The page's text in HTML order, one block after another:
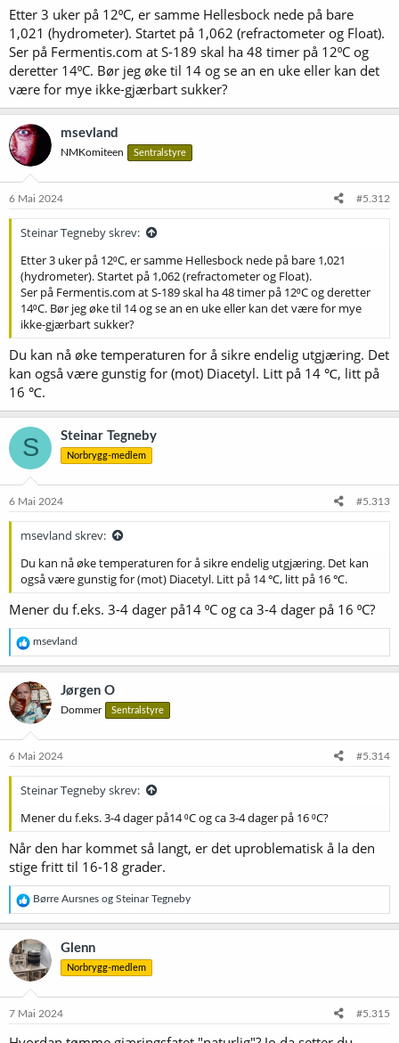
Etter 3 uker på 12⁰C, er samme Hellesbock nede på bare
1,021 (hydrometer). Startet på 1,062 (refractometer og Float).
Ser på Fermentis.com at S-189 skal ha 48 timer på 12⁰C og
deretter 14⁰C. Bør jeg øke til 14 og se an en uke eller kan det
være for mye ikke-gjærbart sukker?
msevland
NMKomiteen Sentralstyre
6 Mai 2024 #5.312
Steinar Tegneby skrev:
Etter 3 uker på 12⁰C, er samme Hellesbock nede på bare 1,021
(hydrometer). Startet på 1,062 (refractometer og Float).
Ser på Fermentis.com at S-189 skal ha 48 timer på 12⁰C og deretter
14⁰C. Bør jeg øke til 14 og se an en uke eller kan det være for mye
ikke-gjærbart sukker?
Du kan nå øke temperaturen for å sikre endelig utgjæring. Det
kan også være gunstig for (mot) Diacetyl. Litt på 14 ℃, litt på
16 ℃.
S Steinar Tegneby
Norbrygg-medlem
6 Mai 2024 #5.313
msevland skrev:
Du kan nå øke temperaturen for å sikre endelig utgjæring. Det kan
også være gunstig for (mot) Diacetyl. Litt på 14 ℃, litt på 16 ℃.
Mener du f.eks. 3-4 dager på14 ⁰C og ca 3-4 dager på 16 ⁰C?
R
e
a
k
s
j
o
e
msevland
Jørgen O
Dommer Sentralstyre
6 Mai 2024 #5.314
Steinar Tegneby skrev:
Mener du f.eks. 3-4 dager på14 ⁰C og ca 3-4 dager på 16 ⁰C?
Når den har kommet så langt, er det uproblematisk å la den
stige fritt til 16-18 grader.
R
e
a
k
s
j
o
e
:
Børre Aursnes og Steinar Tegneby
Glenn
Norbrygg-medlem
7 Mai 2024 #5.315